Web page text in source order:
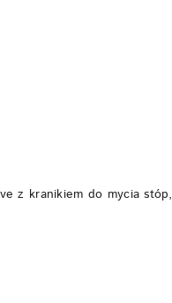
z kranikiem do mycia